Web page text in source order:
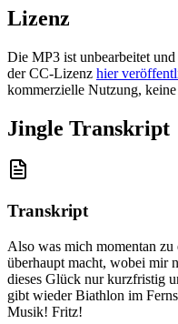
Lizenz
Die MP3 ist unbearbeitet
der CC-Lizenz hier
kommerzielle Nutzung,
Jingle Transkript
Transkript
Also was mich momentan
überhaupt macht, wobei mir
dieses Glück nur kurzfristig
gibt wieder Biathlon im
Musik! Fritz!